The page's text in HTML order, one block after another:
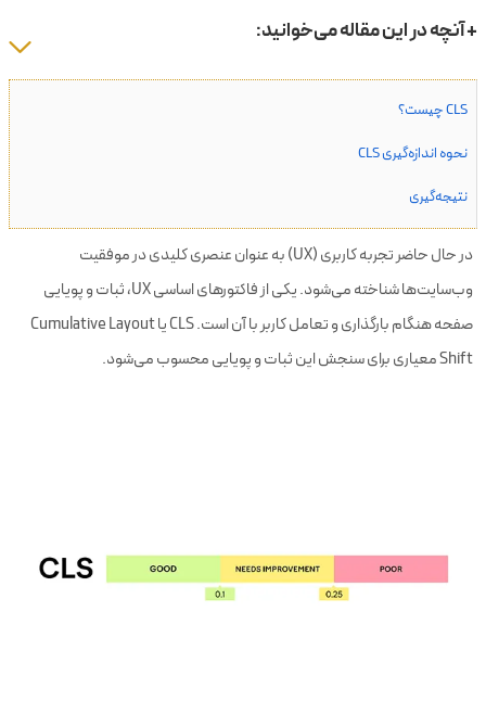
+ آنچه در این مقاله می‌خوانید:
CLS چیست؟
نحوه اندازه‌گیری CLS
نتیجه‌گیری
در حال حاضر تجربه کاربری (UX) به عنوان عنصری کلیدی در موفقیت
وب‌سایت‌ها شناخته می‌شود. یکی از فاکتورهای اساسی UX، ثبات و پویایی
صفحه هنگام بارگذاری و تعامل کاربر با آن است. CLS یا Cumulative Layout
Shift معیاری برای سنجش این ثبات و پویایی محسوب می‌شود.